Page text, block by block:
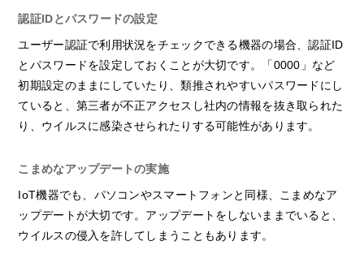
認証IDとパスワードの設定
ユーザー認証で利用状況をチェックできる機器の場合、認証ID
とパスワードを設定しておくことが大切です。「0000」など
初期設定のままにしていたり、類推されやすいパスワードにし
ていると、第三者が不正アクセスし社内の情報を抜き取られた
り、ウイルスに感染させられたりする可能性があります。
こまめなアップデートの実施
IoT機器でも、パソコンやスマートフォンと同様、こまめなア
ップデートが大切です。アップデートをしないままでいると、
ウイルスの侵入を許してしまうこともあります。